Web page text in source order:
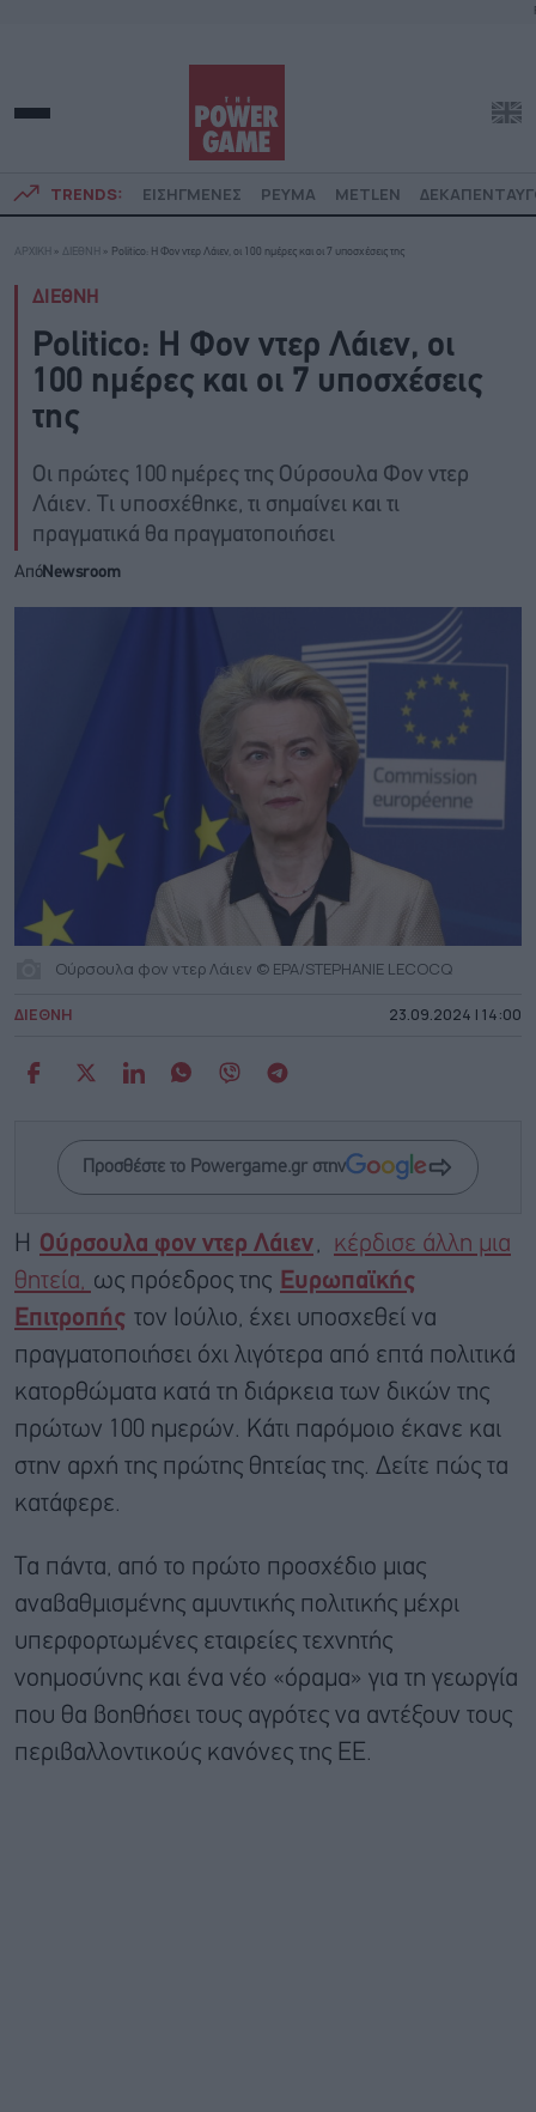
TRENDS: ΕΙΣΗΓΜΕΝΕΣ ΡΕΥΜΑ METLEN
ΑΡΧΙΚΗ » ΔΙΕΘΝΗ » Politico: Η Φον ντερ Λάιεν, οι 100 ημέρες και οι 7 υποσχέσεις της
ΔΙΕΘΝΗ
Politico: Η Φον ντερ Λάιεν, οι
100 ημέρες και οι 7 υποσχέσεις
της
Οι πρώτες 100 ημέρες της Ούρσουλα Φον ντερ
Λάιεν. Τι υποσχέθηκε, τι σημαίνει και τι
πραγματικά θα πραγματοποιήσει
ΑπόNewsroom
Ούρσουλα φον ντερ Λάιεν © EPA/STEPHANIE LECOCQ
ΔΙΕΘΝΗ 23.09.2024 | 14:00
Προσθέστε το Powergame.gr στην
Η Ούρσουλα φον ντερ Λάιεν
κέρδισε άλλη μια
θητεία,
ως πρόεδρος της Ευρωπαϊκής
Επιτροπής τον Ιούλιο, έχει υποσχεθεί να
πραγματοποιήσει όχι λιγότερα από επτά πολιτικά
κατορθώματα κατά τη διάρκεια των δικών της
πρώτων 100 ημερών. Κάτι παρόμοιο έκανε και
στην αρχή της πρώτης θητείας της. Δείτε πώς τα
κατάφερε.
Τα πάντα, από το πρώτο προσχέδιο μιας
αναβαθμισμένης αμυντικής πολιτικής μέχρι
υπερφορτωμένες εταιρείες τεχνητής
νοημοσύνης και ένα νέο «όραμα» για τη γεωργία
που θα βοηθήσει τους αγρότες να αντέξουν τους
περιβαλλοντικούς κανόνες της ΕΕ.